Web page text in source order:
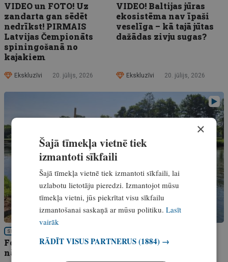
VIDEO un FOTO! Uz
zandarta gan sēdēt
nedrīkst! PIRMAIS
Latvijas Čempionāts
spiningošanā no
kajakiem
Ekskluzīvi 20. jūlijs, 2026
VIDEO! Baltijas jūras
ekosistēma nav īpaši
veselīga – kā tajā jūtas
dažādas zivju sugas?
Ekskluzīvi 20. jūlijs, 2026
SKATIES!
Fototunelis zivīm! Kā Salacas upē uzskaita uz
nārstu migrējošos lašus un taimiņus?
×
Šajā tīmekļa vietnē tiek
izmantoti sīkfaili
Šajā tīmekļa vietnē tiek izmantoti sīkfaili, lai
uzlabotu lietotāju pieredzi. Izmantojot mūsu
tīmekļa vietni, jūs piekrītat visu sīkfailu
izmantošanai saskaņā ar mūsu politiku.Lasīt
vairāk
RĀDĪT VISUS PARTNERUS(1884) →